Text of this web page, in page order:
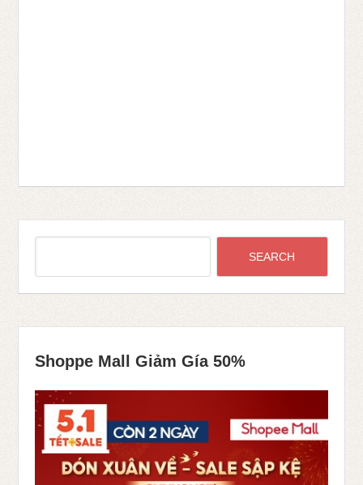
Shoppe Mall Giảm Gía 50%